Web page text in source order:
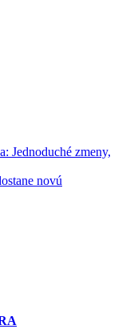
Jednoduché zmeny,
novú